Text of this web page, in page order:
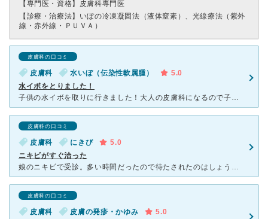
【専門医・資格】 皮膚科専門医
【診療・治療法】 いぼの冷凍凝固法（液体窒素）、光線療法（紫外
線・赤外線・ＰＵＶＡ）
皮膚科の口コミ
皮膚科 水いぼ（伝染性軟属腫）
5.0
水イボをとりました！
子供の水イボを取りに行きました！大人の皮膚科になるので子供のスペースはないですが、広めで待ちやすかったです！水イボを取るのはなかなか大変でしたがスピーディーにぽんぽん終わらせてくれました！子供は大泣き
皮膚科の口コミ
皮膚科 にきび
5.0
ニキビがすぐ治った
娘のニキビで受診。多い時間だったので待たされたのはしょうがないが、丁寧に診察してもらい、ディフェリンゲルと保湿剤を処方してもらう。ディフェリンゲルの副作用（開始当初はヒリヒリ感があるなど）使用方法を先
皮膚科の口コミ
皮膚科 皮膚の発疹・かゆみ
5.0